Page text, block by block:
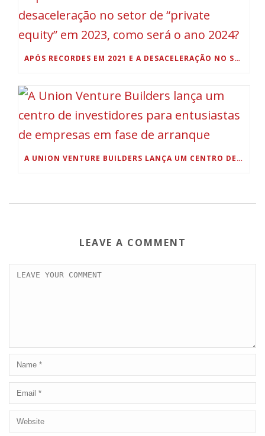
APÓS RECORDES EM 2021 E A DESACELERAÇÃO NO SETOR DE “PRIVATE EQUITY” EM 2023, COMO SERÁ O ANO 2024?
A UNION VENTURE BUILDERS LANÇA UM CENTRO DE INVESTIDORES PARA ENTUSIASTAS DE EMPRESAS EM FASE DE ARRANQUE
LEAVE A COMMENT